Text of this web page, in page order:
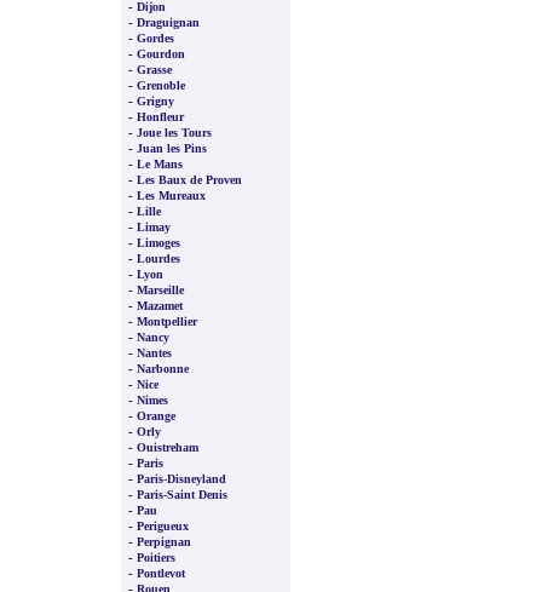
- Dijon
- Draguignan
- Gordes
- Gourdon
- Grasse
- Grenoble
- Grigny
- Honfleur
- Joue les Tours
- Juan les Pins
- Le Mans
- Les Baux de Proven
- Les Mureaux
- Lille
- Limay
- Limoges
- Lourdes
- Lyon
- Marseille
- Mazamet
- Montpellier
- Nancy
- Nantes
- Narbonne
- Nice
- Nimes
- Orange
- Orly
- Ouistreham
- Paris
- Paris-Disneyland
- Paris-Saint Denis
- Pau
- Perigueux
- Perpignan
- Poitiers
- Pontlevot
- Rouen